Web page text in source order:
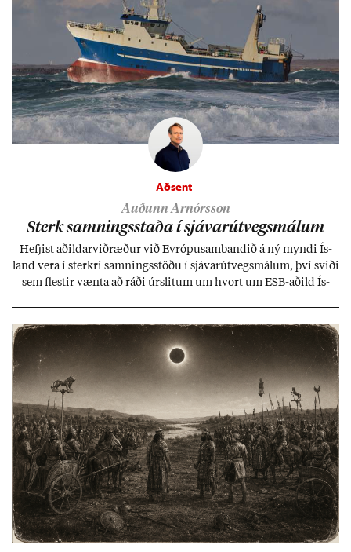
Aðsent
Auðunn Arnórsson
Sterk samn­ings­staða í sjáv­ar­út­vegs­mál­um
Hefj­ist að­ild­ar­við­ræð­ur við Evr­ópu­sam­band­ið á ný myndi Ís­
land vera í sterkri samn­ings­stöðu í sjáv­ar­út­vegs­mál­um, því sviði
sem flest­ir vænta að ráði úr­slit­um um hvort um ESB-að­ild Ís­
kerfi, en sveigj­an­leiki til lausna er um­tals­verð­ur.